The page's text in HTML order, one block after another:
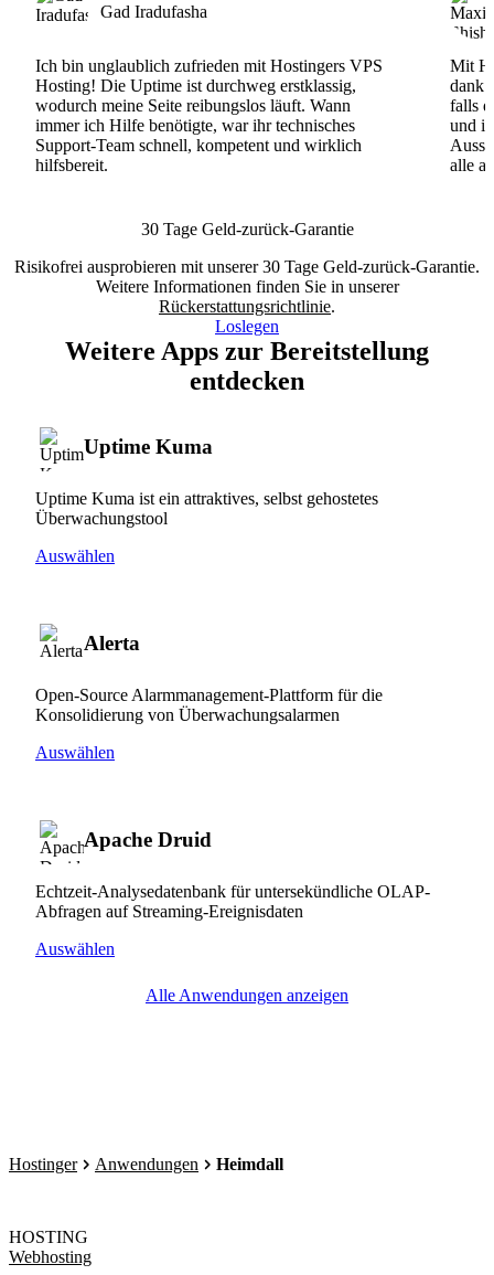
Gad Iradufasha
Ich bin unglaublich zufrieden mit Hostingers VPS
Hosting! Die Uptime ist durchweg erstklassig,
wodurch meine Seite reibungslos läuft. Wann
immer ich Hilfe benötigte, war ihr technisches
Support-Team schnell, kompetent und wirklich
hilfsbereit.
Mit
dank
falls
und
alle
30 Tage Geld-zurück-Garantie
Risikofrei ausprobieren mit unserer 30 Tage Geld-zurück-Garantie.
Weitere Informationen finden Sie in unserer
Rückerstattungsrichtlinie.
Loslegen
Weitere Apps zur Bereitstellung
entdecken
Uptime Kuma
Uptime Kuma ist ein attraktives, selbst gehostetes
Überwachungstool
Auswählen
Alerta
Open-Source Alarmmanagement-Plattform für die
Konsolidierung von Überwachungsalarmen
Auswählen
Apache Druid
Echtzeit-Analysedatenbank für untersekündliche OLAP-
Abfragen auf Streaming-Ereignisdaten
Auswählen
Alle Anwendungen anzeigen
Hostinger Anwendungen Heimdall
HOSTING
Webhosting